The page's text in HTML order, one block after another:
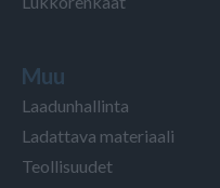
Muu
Laadunhallinta
Ladattava materiaali
Teollisuudet